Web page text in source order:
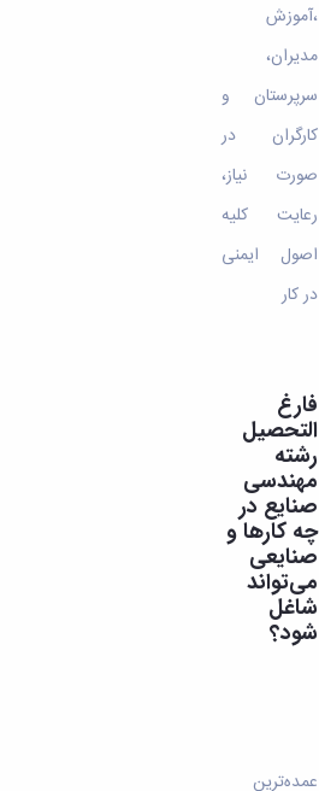
،آموزش
مدیران،
سرپرستان و
کارگران در
صورت نیاز،
رعایت کلیه
اصول ایمنی
در کار
فارغ
التحصیل
رشته
مهندسی
صنایع در
چه کارها و
صنایعی
می‌تواند
شاغل
شود؟
عمده‌ترین